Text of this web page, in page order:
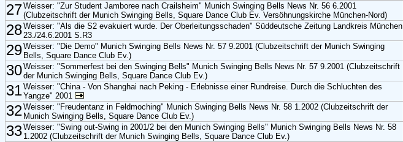
27Weisser: "Zur Student Jamboree nach Crailsheim" Munich Swinging Bells News Nr. 56 6.2001
(Clubzeitschrift der Munich Swinging Bells, Square Dance Club Ev. Versöhnungskirche München-Nord)
28Weisser: "Als die S2 evakuiert wurde. Der Oberleitungsschaden" Süddeutsche Zeitung Landkreis München
23./24.6.2001 S.R3
29Weisser: "Die Demo" Munich Swinging Bells News Nr. 57 9.2001 (Clubzeitschrift der Munich Swinging
Bells, Square Dance Club Ev.)
30Weisser: "Sommerfest bei den Swinging Bells" Munich Swinging Bells News Nr. 57 9.2001 (Clubzeitschrift
der Munich Swinging Bells, Square Dance Club Ev.)
31Weisser: "China - Von Shanghai nach Peking - Erlebnisse einer Rundreise. Durch die Schluchten des
Yangze" 2001
32Weisser: "Freudentanz in Feldmoching" Munich Swinging Bells News Nr. 58 1.2002 (Clubzeitschrift der
Munich Swinging Bells, Square Dance Club Ev.)
33Weisser: "Swing out-Swing in 2001/2 bei den Munich Swinging Bells" Munich Swinging Bells News Nr. 58
1.2002 (Clubzeitschrift der Munich Swinging Bells, Square Dance Club Ev.)